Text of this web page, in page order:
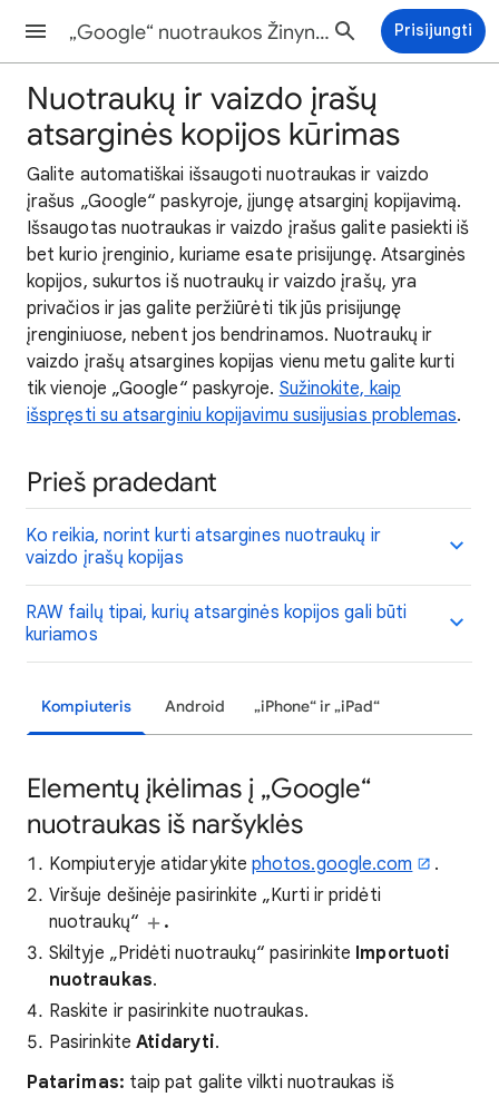
„Google“ nuotraukos Žinynas Prisijungti
Nuotraukų ir vaizdo įrašų
atsarginės kopijos kūrimas
Galite automatiškai išsaugoti nuotraukas ir vaizdo
įrašus „Google“ paskyroje, įjungę atsarginį kopijavimą.
Išsaugotas nuotraukas ir vaizdo įrašus galite pasiekti iš
bet kurio įrenginio, kuriame esate prisijungę. Atsarginės
kopijos, sukurtos iš nuotraukų ir vaizdo įrašų, yra
privačios ir jas galite peržiūrėti tik jūs prisijungę
įrenginiuose, nebent jos bendrinamos. Nuotraukų ir
vaizdo įrašų atsargines kopijas vienu metu galite kurti
tik vienoje „Google“ paskyroje. Sužinokite, kaip
išspręsti su atsarginiu kopijavimu susijusias problemas.
Prieš pradedant
Ko reikia, norint kurti atsargines nuotraukų ir
vaizdo įrašų kopijas
RAW failų tipai, kurių atsarginės kopijos gali būti
kuriamos
Kompiuteris Android „iPhone“ ir „iPad“
Elementų įkėlimas į „Google“
nuotraukas iš naršyklės
Kompiuteryje atidarykitephotos.google.com
.
Viršuje dešinėje pasirinkite „Kurti ir pridėti
nuotraukų“
.
Skiltyje „Pridėti nuotraukų“ pasirinkite Importuoti
nuotraukas.
Raskite ir pasirinkite nuotraukas.
Pasirinkite Atidaryti.
Patarimas: taip pat galite vilkti nuotraukas iš